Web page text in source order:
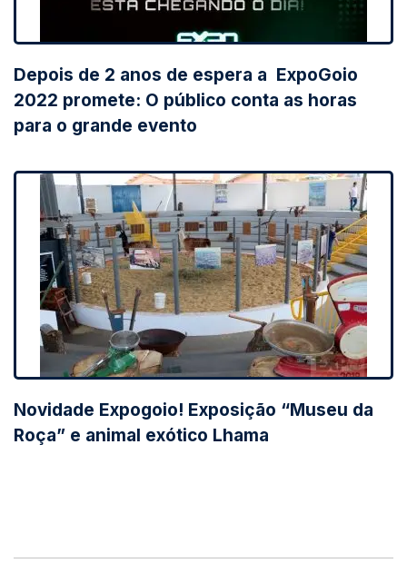
Depois de 2 anos de espera a ExpoGoio
2022 promete: O público conta as horas
para o grande evento
Novidade Expogoio! Exposição “Museu da
Roça” e animal exótico Lhama